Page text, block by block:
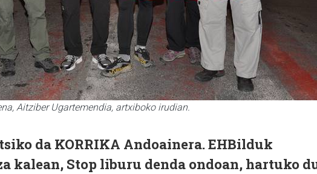
Aitziber Ugartemendia, artxiboko irudian.
da KORRIKA Andoainera. EHBilduk
kalean, Stop liburu denda ondoan, hartuko